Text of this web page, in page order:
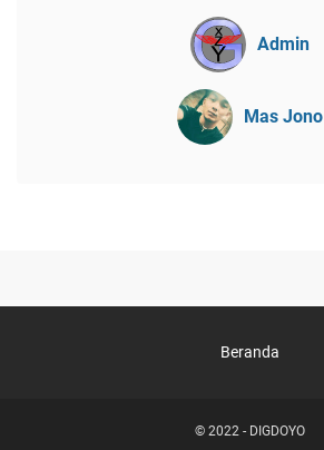
Admin
Mas Jono
Beranda
© 2022 - DIGDOYO